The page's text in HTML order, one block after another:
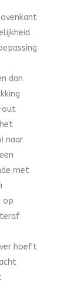
dan
out
naar
met
op
hoeft